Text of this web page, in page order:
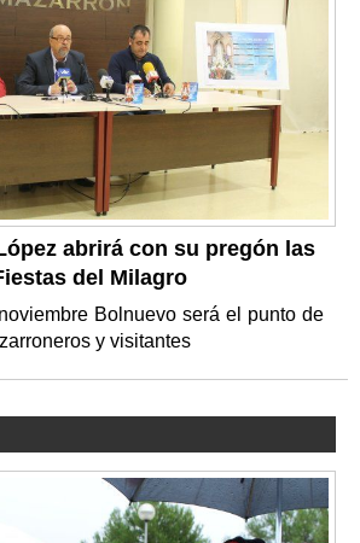
abrirá con su pregón las
del Milagro
Bolnuevo será el punto de
y visitantes